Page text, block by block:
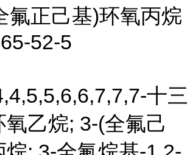
氟正己基)环氧丙烷
52-5
十三
乙烷; 3-(全氟己